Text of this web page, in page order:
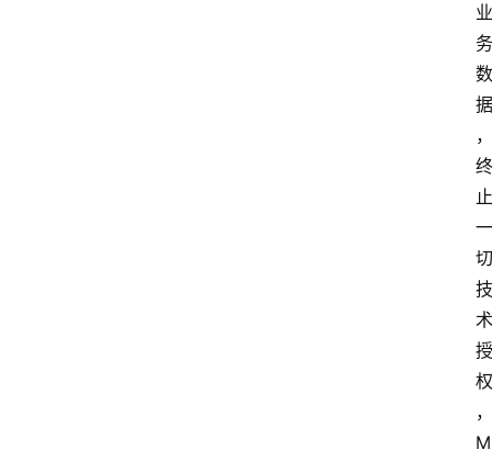
业
务
数
据
，
终
止
一
切
技
术
授
权
，
M